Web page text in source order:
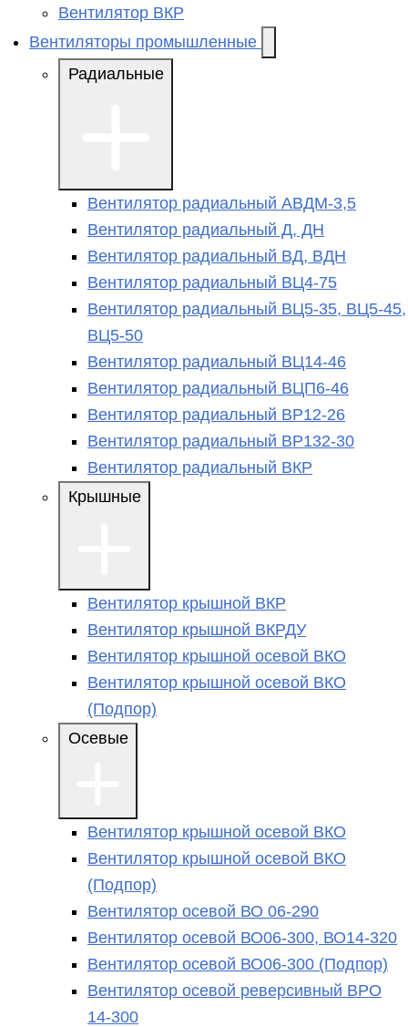
Вентилятор ВКР
Вентиляторы промышленные
Радиальные
Вентилятор радиальный АВДМ-3,5
Вентилятор радиальный Д, ДН
Вентилятор радиальный ВД, ВДН
Вентилятор радиальный ВЦ4-75
Вентилятор радиальный ВЦ5-35, ВЦ5-45,
ВЦ5-50
Вентилятор радиальный ВЦ14-46
Вентилятор радиальный ВЦП6-46
Вентилятор радиальный ВР12-26
Вентилятор радиальный ВР132-30
Вентилятор радиальный ВКР
Крышные
Вентилятор крышной ВКР
Вентилятор крышной ВКРДУ
Вентилятор крышной осевой ВКО
Вентилятор крышной осевой ВКО
(Подпор)
Осевые
Вентилятор крышной осевой ВКО
Вентилятор крышной осевой ВКО
(Подпор)
Вентилятор осевой ВО 06-290
Вентилятор осевой ВО06-300, ВО14-320
Вентилятор осевой ВО06-300 (Подпор)
Вентилятор осевой реверсивный ВРО
14-300